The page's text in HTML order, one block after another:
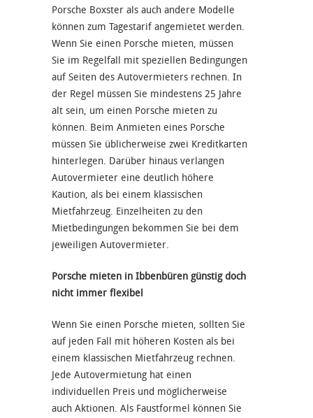
Porsche Boxster als auch andere Modelle
können zum Tagestarif angemietet werden.
Wenn Sie einen Porsche mieten, müssen
Sie im Regelfall mit speziellen Bedingungen
auf Seiten des Autovermieters rechnen. In
der Regel müssen Sie mindestens 25 Jahre
alt sein, um einen Porsche mieten zu
können. Beim Anmieten eines Porsche
müssen Sie üblicherweise zwei Kreditkarten
hinterlegen. Darüber hinaus verlangen
Autovermieter eine deutlich höhere
Kaution, als bei einem klassischen
Mietfahrzeug. Einzelheiten zu den
Mietbedingungen bekommen Sie bei dem
jeweiligen Autovermieter.
Porsche mieten in Ibbenbüren günstig doch
nicht immer flexibel
Wenn Sie einen Porsche mieten, sollten Sie
auf jeden Fall mit höheren Kosten als bei
einem klassischen Mietfahrzeug rechnen.
Jede Autovermietung hat einen
individuellen Preis und möglicherweise
auch Aktionen. Als Faustformel können Sie